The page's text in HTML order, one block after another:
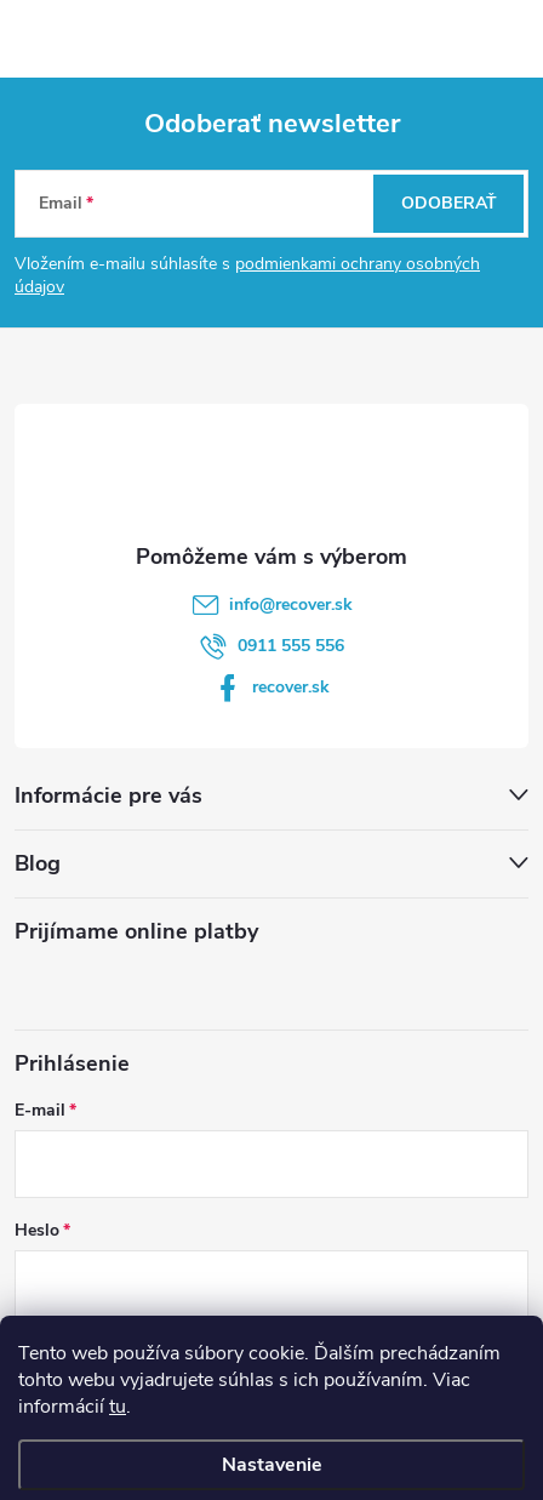
Tento web používa súbory cookie. Ďalším prechádzaním
tohto webu vyjadrujete súhlas s ich používaním. Viac
informáciítu.
Nastavenie
Z
á
p
Odoberať newsletter
Email
Vložením e-mailu súhlasíte s podmienkami ochrany osobných
údajov
ODOBERAŤ
info@recover.sk
0911 555 556
recover.sk
Informácie pre vás
Blog
Prijímame online platby
Prihlásenie
E-mail
Heslo
PRIHLÁSIŤ SA